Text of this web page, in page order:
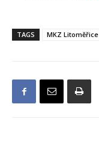
TAGS MKZ Litoměřice